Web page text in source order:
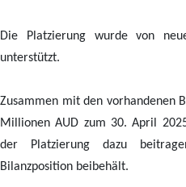
Die Platzierung wurde von
unterstützt.
Zusammen mit den vorhandenen
Millionen AUD zum 30. April
der Platzierung dazu
Bilanzposition beibehält.